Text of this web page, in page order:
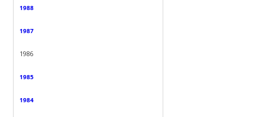
1988
1987
1986
1985
1984